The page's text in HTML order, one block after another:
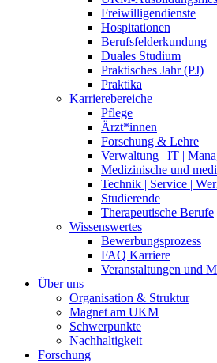
Freiwilligendienste
Hospitationen
Berufsfelderkundung
Duales Studium
Praktisches Jahr (PJ)
Praktika
Karrierebereiche
Pflege
Ärzt*innen
Forschung & Lehre
Verwaltung | IT |
Medizinische und
Technik | Service |
Studierende
Therapeutische Berufe
Wissenswertes
Bewerbungsprozess
FAQ Karriere
Veranstaltungen und
Über uns
Organisation & Struktur
Magnet am UKM
Schwerpunkte
Nachhaltigkeit
Forschung